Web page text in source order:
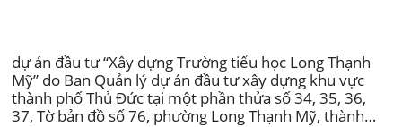
dự án đầu tư “Xây dựng Trường tiểu học Long Thạnh
Mỹ” do Ban Quản lý dự án đầu tư xây dựng khu vực
thành phố Thủ Đức tại một phần thửa số 34, 35, 36,
37, Tờ bản đồ số 76, phường Long Thạnh Mỹ, thành